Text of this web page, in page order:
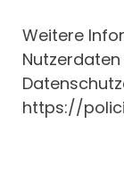
Weitere
https://